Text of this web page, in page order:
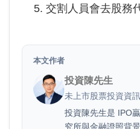
交割人員會去股務
本文作者
投資陳先生
未上市股票投資資
投資陳先生是 IPO
究所與金融證照背